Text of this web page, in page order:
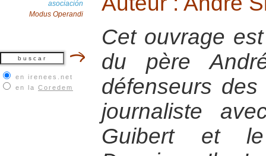
asociación
Modus Operandi
en irenees.net
en la Coredem
Cet ouvrage
du père
défenseurs
journaliste
Guibert et le